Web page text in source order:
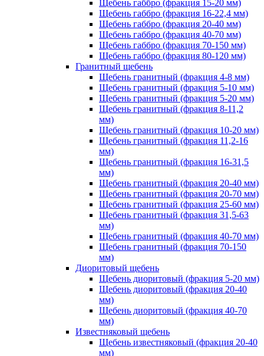
Щебень габбро (фракция 15-20 мм)
Щебень габбро (фракция 16-22,4 мм)
Щебень габбро (фракция 20-40 мм)
Щебень габбро (фракция 40-70 мм)
Щебень габбро (фракция 70-150 мм)
Щебень габбро (фракция 80-120 мм)
Гранитный щебень
Щебень гранитный (фракция 4-8 мм)
Щебень гранитный (фракция 5-10 мм)
Щебень гранитный (фракция 5-20 мм)
Щебень гранитный (фракция 8-11,2
мм)
Щебень гранитный (фракция 10-20 мм)
Щебень гранитный (фракция 11,2-16
мм)
Щебень гранитный (фракция 16-31,5
мм)
Щебень гранитный (фракция 20-40 мм)
Щебень гранитный (фракция 20-70 мм)
Щебень гранитный (фракция 25-60 мм)
Щебень гранитный (фракция 31,5-63
мм)
Щебень гранитный (фракция 40-70 мм)
Щебень гранитный (фракция 70-150
мм)
Диоритовый щебень
Щебень диоритовый (фракция 5-20 мм)
Щебень диоритовый (фракция 20-40
мм)
Щебень диоритовый (фракция 40-70
мм)
Известняковый щебень
Щебень известняковый (фракция 20-40
мм)